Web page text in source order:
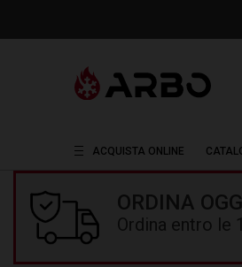
ACQUISTA ONLINE
ORDINA
Ordina entro le